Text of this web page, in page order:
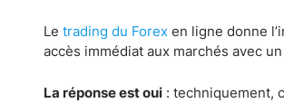
Le trading du Forex en ligne donne
accès immédiat aux marchés avec
La réponse est oui : techniquement,